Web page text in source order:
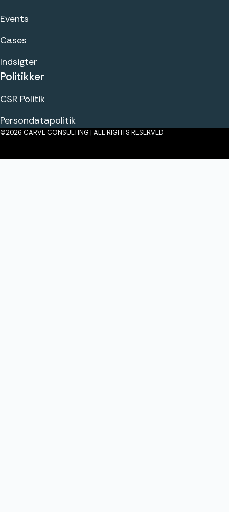
Events
Cases
Indsigter
Politikker
CSR Politik
Persondatapolitik
©2026 CARVE CONSULTING | ALL RIGHTS RESERVED